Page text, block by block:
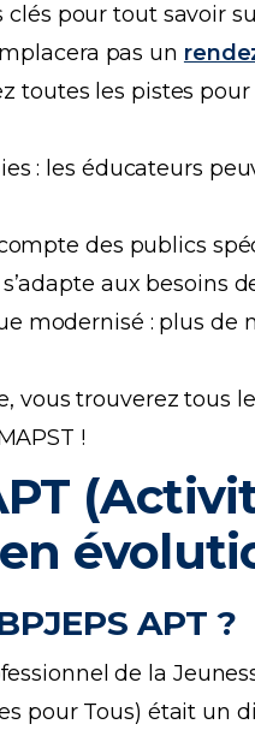
pour tout savoir
pas un
toutes les pistes
: les éducateurs
des publics
aux besoins
modernisé : plus
vous trouverez tous
!
APT ?
de la
pour Tous) était un